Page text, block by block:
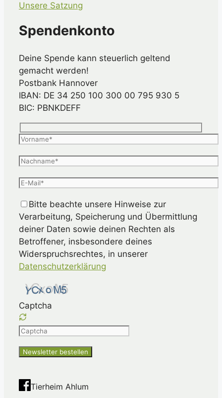
Unsere Satzung
Spendenkonto
Deine Spende kann steuerlich geltend
gemacht werden!
Postbank Hannover
IBAN: DE 34 250 100 300 00 795 930 5
BIC: PBNKDEFF
Bitte beachte unsere Hinweise zur
Verarbeitung, Speicherung und Übermittlung
deiner Daten sowie deinen Rechten als
Betroffener, insbesondere deines
Widerspruchsrechtes, in unserer
Datenschutzerklärung
Captcha
Please
the
shown
in
Tierheim Ahlum